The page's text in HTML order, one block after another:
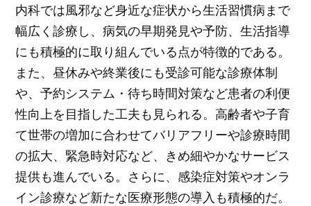
内科では風邪など身近な症状から生活習慣病まで
幅広く診療し、病気の早期発見や予防、生活指導
にも積極的に取り組んでいる点が特徴的である。
また、昼休みや終業後にも受診可能な診療体制
や、予約システム・待ち時間対策など患者の利便
性向上を目指した工夫も見られる。高齢者や子育
て世帯の増加に合わせてバリアフリーや診療時間
の拡大、緊急時対応など、きめ細やかなサービス
提供も進んでいる。さらに、感染症対策やオンラ
イン診療など新たな医療形態の導入も積極的だ。